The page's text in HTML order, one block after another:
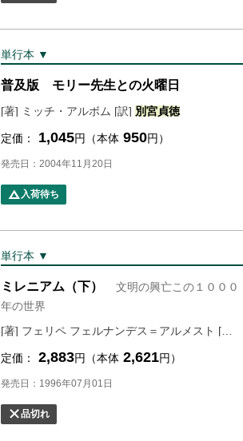
単行本 ▼
普及版 モリー先生との火曜日
[著] ミッチ・アルボム [訳] 別宮貞徳
定価： 1,045円（本体 950円）
発売日：2004年11月20日
入荷待ち
単行本 ▼
ミレニアム（下）
文明の興亡この１０００
年の世界
定価： 2,883円（本体 2,621円）
発売日：1996年07月01日
品切れ